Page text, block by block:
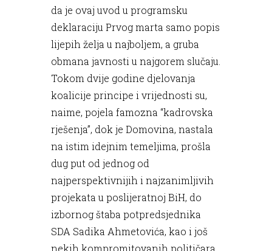
da je ovaj uvod u programsku
deklaraciju Prvog marta samo popis
lijepih želja u najboljem, a gruba
obmana javnosti u najgorem slučaju.
Tokom dvije godine djelovanja
koalicije principe i vrijednosti su,
naime, pojela famozna “kadrovska
rješenja”, dok je Domovina, nastala
na istim idejnim temeljima, prošla
dug put od jednog od
najperspektivnijih i najzanimljivih
projekata u poslijeratnoj BiH, do
izbornog štaba potpredsjednika
SDA Sadika Ahmetovića, kao i još
nekih kompromitovanih političara.